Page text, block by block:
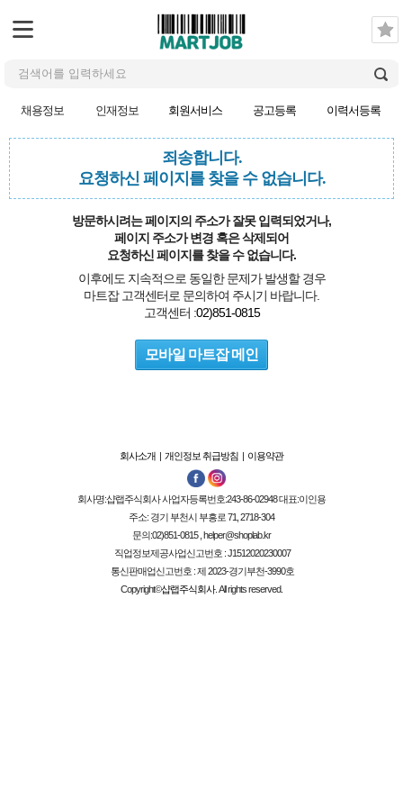
채용정보 인재정보 회원서비스 공고등록 이력서등록
죄송합니다.
요청하신 페이지를 찾을 수 없습니다.
방문하시려는 페이지의 주소가 잘못 입력되었거나,
페이지 주소가 변경 혹은 삭제되어
요청하신 페이지를 찾을 수 없습니다.
이후에도 지속적으로 동일한 문제가 발생할 경우
마트잡 고객센터로 문의하여 주시기 바랍니다.
고객센터 :02)851-0815
모바일 마트잡 메인
회사소개 | 개인정보 취급방침 | 이용약관
회사명:샵랩주식회사사업자등록번호:243-86-02948대표:이인용
주소: 경기 부천시 부흥로 71, 2718-304
문의:02)851-0815 , helper@shoplab.kr
직업정보제공사업신고번호 :J1512020230007
통신판매업신고번호 :제 2023-경기부천-3990호
Copyright©샵랩주식회사. All rights reserved.